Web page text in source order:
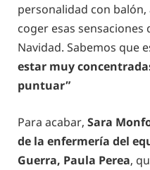
personalidad con balón,
coger esas
Navidad. Sabemos que
estar muy
puntuar”
Para acabar, Sara
de la enfermería del
Guerra, Paula Perea,